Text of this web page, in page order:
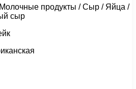
продукты / Сыр / Яйца /
сыр